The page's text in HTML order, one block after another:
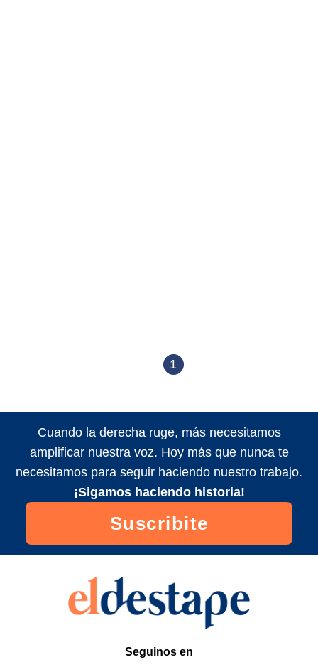
1
Cuando la derecha ruge, más necesitamos
amplificar nuestra voz. Hoy más que nunca te
necesitamos para seguir haciendo nuestro trabajo.
¡Sigamos haciendo historia!
Suscribite
Seguinos en